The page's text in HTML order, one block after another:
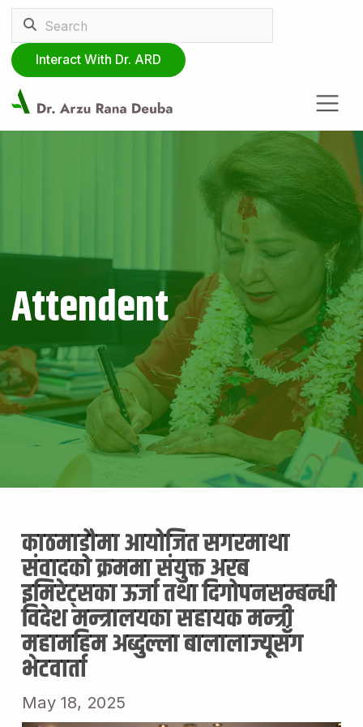
Interact With Dr. ARD
Attendent
काठमाडौमा आयोजित सगरमाथा
संवादको क्रममा संयुक्त अरब
इमिरेट्सका ऊर्जा तथा दिगोपनसम्बन्धी
विदेश मन्त्रालयका सहायक मन्त्री
महामहिम अब्दुल्ला बालालाज्यूसँग
भेटवार्ता
May 18, 2025